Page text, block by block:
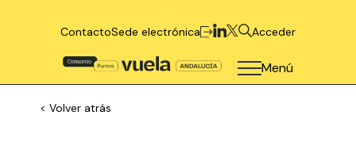
ContactoSede electrónica Acceder
Menú
< Volver atrás